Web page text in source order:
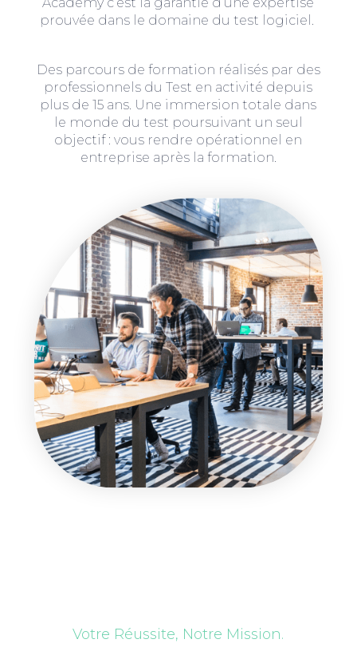
Academy c’est la garantie d’une expertise
prouvée dans le domaine du test logiciel.
Des parcours de formation réalisés par des
professionnels du Test en activité depuis
plus de 15 ans. Une immersion totale dans
le monde du test poursuivant un seul
objectif : vous rendre opérationnel en
entreprise après la formation.
Votre Réussite, Notre Mission.